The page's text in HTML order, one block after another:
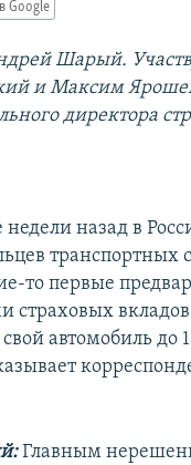
Google
Шарый.
и Максим
директора
назад в
транспортных
то первые
страховых
свой автомобиль до
Главным